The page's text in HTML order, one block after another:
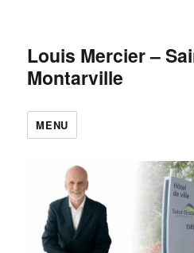
Louis Mercier –
Montarville
MENU